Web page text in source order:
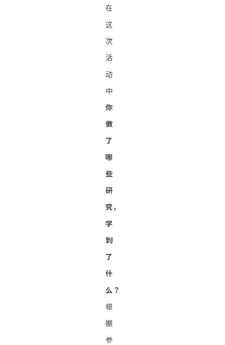
在
这
次
活
动
中
你
做
了
哪
些
研
究，
学
到
了
什
么？
根
据
参